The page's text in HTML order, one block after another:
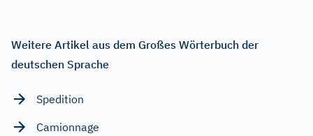
Weitere Artikel aus dem Großes Wörterbuch der
deutschen Sprache
Spedition
Camionnage